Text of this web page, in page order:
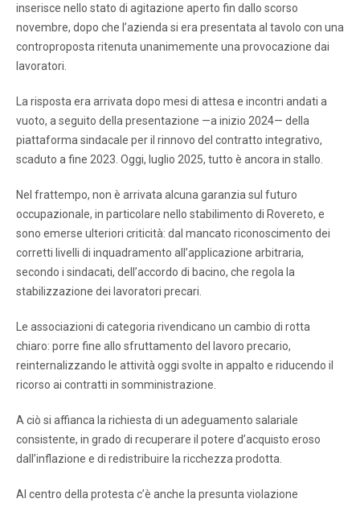
inserisce nello stato di agitazione aperto fin dallo scorso
novembre, dopo che l’azienda si era presentata al tavolo con una
controproposta ritenuta unanimemente una provocazione dai
lavoratori.
La risposta era arrivata dopo mesi di attesa e incontri andati a
vuoto, a seguito della presentazione —a inizio 2024— della
piattaforma sindacale per il rinnovo del contratto integrativo,
scaduto a fine 2023. Oggi, luglio 2025, tutto è ancora in stallo.
Nel frattempo, non è arrivata alcuna garanzia sul futuro
occupazionale, in particolare nello stabilimento di Rovereto, e
sono emerse ulteriori criticità: dal mancato riconoscimento dei
corretti livelli di inquadramento all’applicazione arbitraria,
secondo i sindacati, dell’accordo di bacino, che regola la
stabilizzazione dei lavoratori precari.
Le associazioni di categoria rivendicano un cambio di rotta
chiaro: porre fine allo sfruttamento del lavoro precario,
reinternalizzando le attività oggi svolte in appalto e riducendo il
ricorso ai contratti in somministrazione.
A ciò si affianca la richiesta di un adeguamento salariale
consistente, in grado di recuperare il potere d’acquisto eroso
dall’inflazione e di redistribuire la ricchezza prodotta.
Al centro della protesta c’è anche la presunta violazione